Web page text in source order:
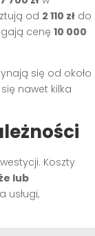
od 2 110 zł do
cenę 10 000
się od około
nawet kilka
Koszty
lub
usługi,